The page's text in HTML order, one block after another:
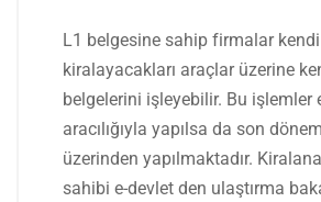
L1 belgesine sahip firmalar
kiralayacakları araçlar üzerine
belgelerini işleyebilir. Bu işlemler
aracılığıyla yapılsa da son
üzerinden yapılmaktadır.
sahibi e-devlet den ulaştırma